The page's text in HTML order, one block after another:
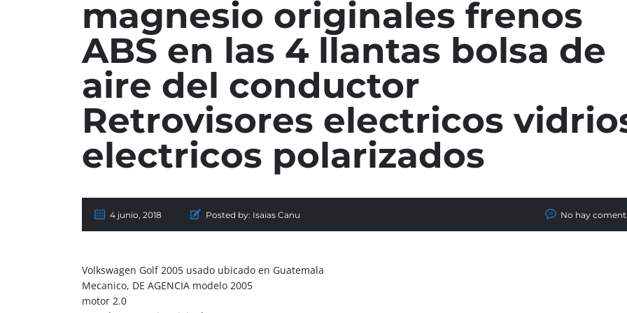
magnesio originales frenos
ABS en las 4 llantas bolsa de
aire del conductor
Retrovisores electricos
electricos polarizados
4 junio, 2018 Posted by: Isaias Canu No hay
Volkswagen Golf 2005 usado ubicado en Guatemala
Mecanico, DE AGENCIA modelo 2005
motor 2.0